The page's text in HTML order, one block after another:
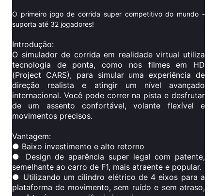
O primeiro jogo de corrida super competitivo do mundo -
suporta até 32 jogadores!
Introdução:
O simulador de corrida em realidade virtual utiliza
tecnologia de ponta, como nos filmes em HD
(Project CARS), para simular uma experiência de
direção realista e atingir um nível avançado
internacional. Você pode correr na pista e desfrutar
de um assento confortável, volante flexível e
movimentos precisos.
Vantagem:
● Baixo investimento e alto retorno
● Design de aparência super legal com patente,
semelhante ao carro de F1, mais atraente e popular.
● Utilizando um cilindro elétrico de 4 eixos para a
plataforma de movimento, sem ruído e sem atraso,